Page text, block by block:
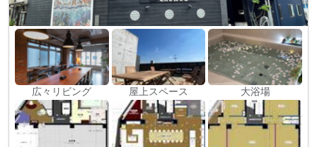
広々リビング 屋上スペース 大浴場